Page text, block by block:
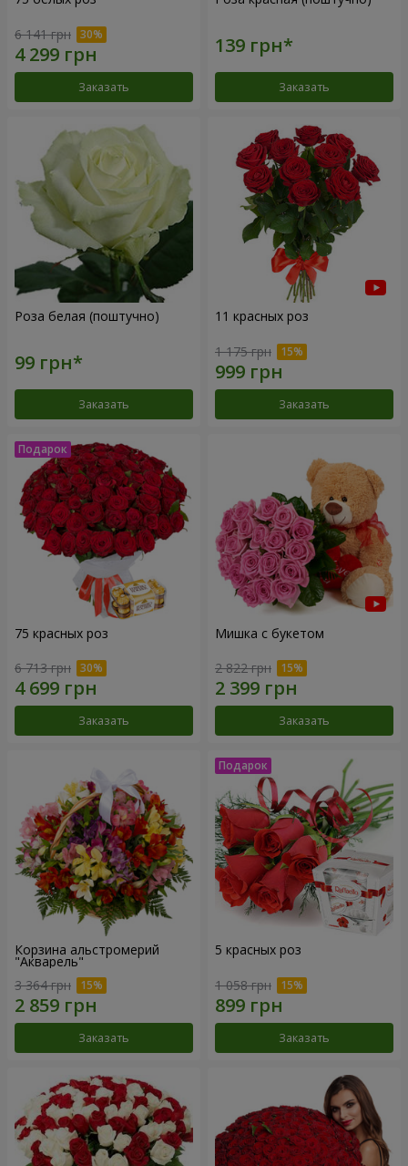
6 141 грн
Заказать Заказать
Роза белая (поштучно)
Заказать
11 красных роз
1 175 грн
Заказать
75 красных роз
6 713 грн
Заказать
Мишка с букетом
2 822 грн
Заказать
Корзина альстромерий
"Акварель"
3 364 грн
Заказать
5 красных роз
1 058 грн
Заказать